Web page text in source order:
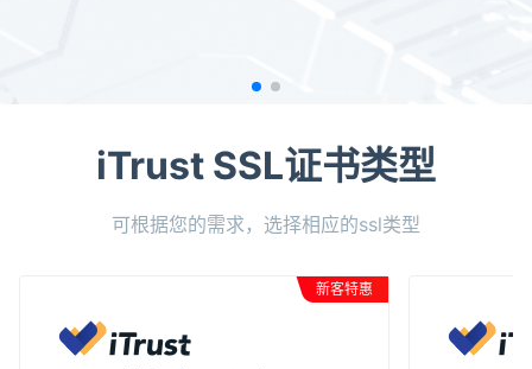
iTrust SSL证书类型
可根据您的需求，选择相应的ssl类型
新客特惠